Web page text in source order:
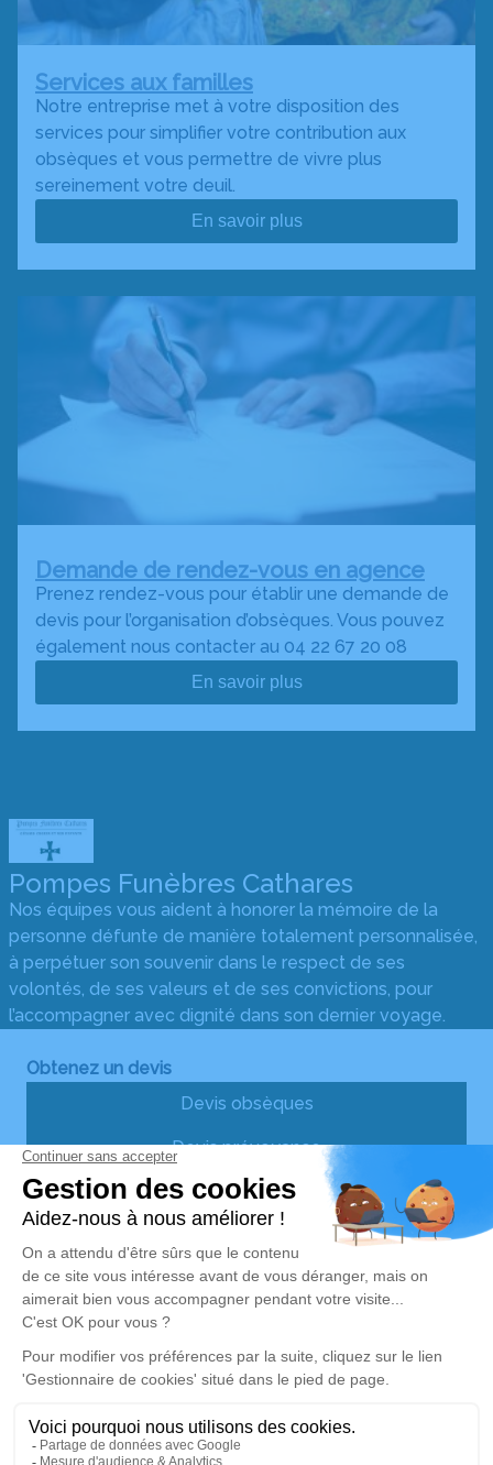
Services aux familles
Notre entreprise met à votre disposition des
services pour simplifier votre contribution aux
obsèques et vous permettre de vivre plus
sereinement votre deuil.
En savoir plus
Demande de rendez-vous en agence
Prenez rendez-vous pour établir une demande de
devis pour l’organisation d’obsèques. Vous pouvez
également nous contacter au 04 22 67 20 08
En savoir plus
Pompes Funèbres Cathares
Nos équipes vous aident à honorer la mémoire de la
personne défunte de manière totalement personnalisée,
à perpétuer son souvenir dans le respect de ses
volontés, de ses valeurs et de ses convictions, pour
l’accompagner avec dignité dans son dernier voyage.
Obtenez un devis
Devis obsèques
Devis prévoyance
Devis marbrerie
Nos Services
Services aux familles
Liens utiles
Avis de décès
Demande de rendez-vous
Nos réseaux sociaux
Politique de traitement des données personnelles